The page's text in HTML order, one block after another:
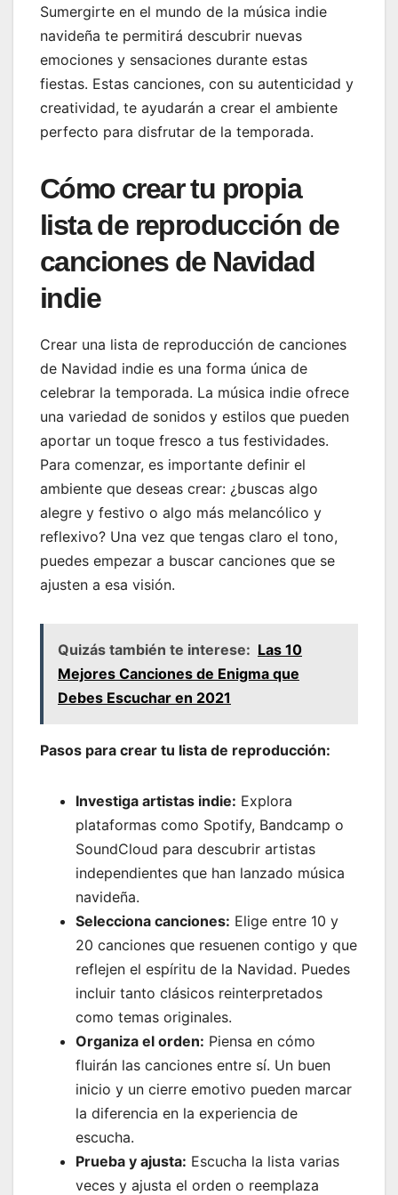
Sumergirte en el mundo de la música indie
navideña te permitirá descubrir nuevas
emociones y sensaciones durante estas
fiestas. Estas canciones, con su autenticidad y
creatividad, te ayudarán a crear el ambiente
perfecto para disfrutar de la temporada.
Cómo crear tu propia
lista de reproducción de
canciones de Navidad
indie
Crear una lista de reproducción de canciones
de Navidad indie es una forma única de
celebrar la temporada. La música indie ofrece
una variedad de sonidos y estilos que pueden
aportar un toque fresco a tus festividades.
Para comenzar, es importante definir el
ambiente que deseas crear: ¿buscas algo
alegre y festivo o algo más melancólico y
reflexivo? Una vez que tengas claro el tono,
puedes empezar a buscar canciones que se
ajusten a esa visión.
Quizás también te interese: Las 10
Mejores Canciones de Enigma que
Debes Escuchar en 2021
Pasos para crear tu lista de reproducción:
Investiga artistas indie: Explora
plataformas como Spotify, Bandcamp o
SoundCloud para descubrir artistas
independientes que han lanzado música
navideña.
Selecciona canciones: Elige entre 10 y
20 canciones que resuenen contigo y que
reflejen el espíritu de la Navidad. Puedes
incluir tanto clásicos reinterpretados
como temas originales.
Organiza el orden: Piensa en cómo
fluirán las canciones entre sí. Un buen
inicio y un cierre emotivo pueden marcar
la diferencia en la experiencia de
escucha.
Prueba y ajusta: Escucha la lista varias
veces y ajusta el orden o reemplaza